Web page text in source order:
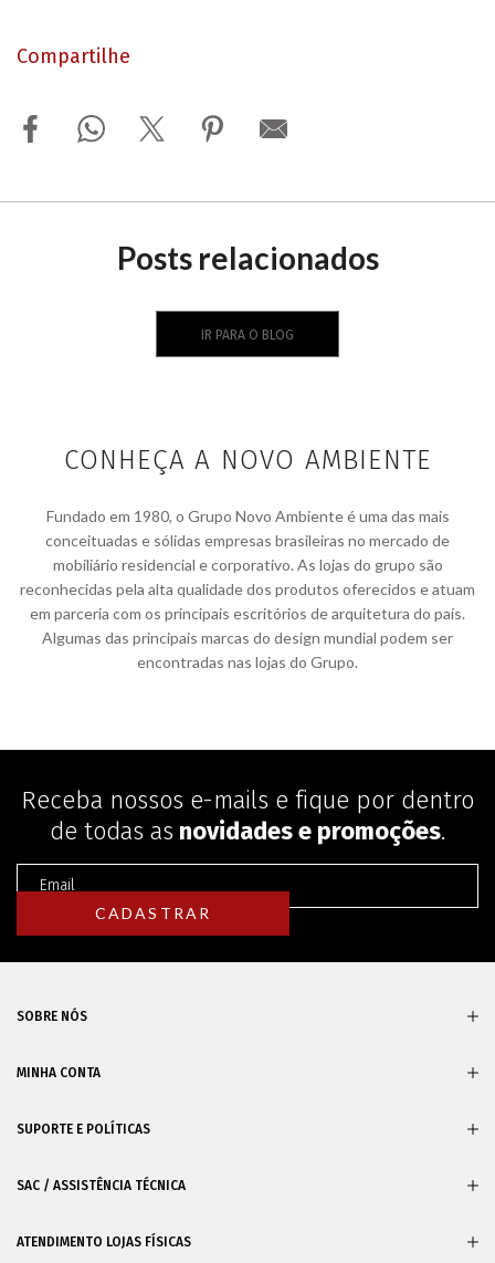
Compartilhe
Posts relacionados
IR PARA O BLOG
CONHEÇA A NOVO AMBIENTE
Fundado em 1980, o Grupo Novo Ambiente é uma das mais
conceituadas e sólidas empresas brasileiras no mercado de
mobiliário residencial e corporativo. As lojas do grupo são
reconhecidas pela alta qualidade dos produtos oferecidos e atuam
em parceria com os principais escritórios de arquitetura do país.
Algumas das principais marcas do design mundial podem ser
encontradas nas lojas do Grupo.
Receba nossos e-mails e fique por dentro
de todas as novidades e promoções.
SOBRE NÓS
MINHA CONTA
SUPORTE E POLÍTICAS
SAC / ASSISTÊNCIA TÉCNICA
ATENDIMENTO LOJAS FÍSICAS